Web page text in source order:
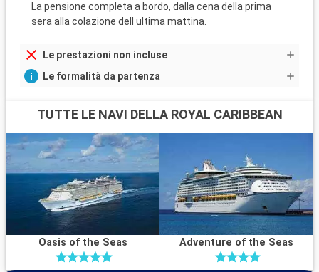
La pensione completa a bordo, dalla cena della prima
sera alla colazione dell ultima mattina.
Le prestazioni non incluse
Le formalità da partenza
TUTTE LE NAVI DELLA ROYAL CARIBBEAN
Oasis of the Seas Adventure of the Seas